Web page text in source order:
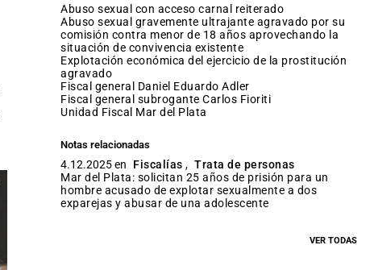
abuso sexual con acceso carnal reiterado
abuso sexual gravemente ultrajante agravado por su
comisión contra menor de 18 años aprovechando la
situación de convivencia existente
explotación económica del ejercicio de la prostitución
agravado
fiscal general Daniel Eduardo Adler
fiscal general subrogante Carlos Fioriti
Unidad Fiscal Mar del Plata
Notas relacionadas
4.12.2025 en Fiscalías , Trata de personas
Mar del Plata: solicitan 25 años de prisión para un
hombre acusado de explotar sexualmente a dos
exparejas y abusar de una adolescente
VER TODAS